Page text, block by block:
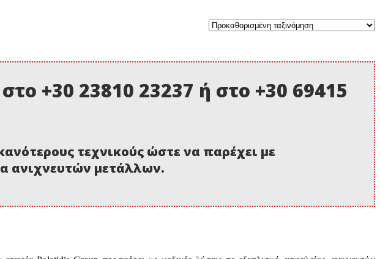
+30 23810 23237 ή στο +30 69415
τεχνικούς ώστε να παρέχει με
ανιχνευτών μετάλλων.